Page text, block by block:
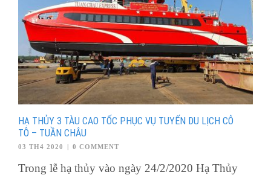
HẠ THỦY 3 TÀU CAO TỐC PHỤC VỤ TUYẾN DU LỊCH CÔ
TÔ – TUẦN CHÂU
03 TH4 2020 | 0 COMMENT
Trong lễ hạ thủy vào ngày 24/2/2020 Hạ Thủy